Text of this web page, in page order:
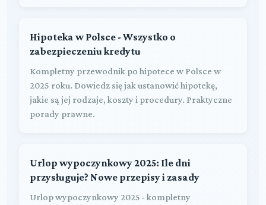
Hipoteka w Polsce - Wszystko o
zabezpieczeniu kredytu
Kompletny przewodnik po hipotece w Polsce w
2025 roku. Dowiedz się jak ustanowić hipotekę,
jakie są jej rodzaje, koszty i procedury. Praktyczne
porady prawne.
Urlop wypoczynkowy 2025: Ile dni
przysługuje? Nowe przepisy i zasady
Urlop wypoczynkowy 2025 - kompletny